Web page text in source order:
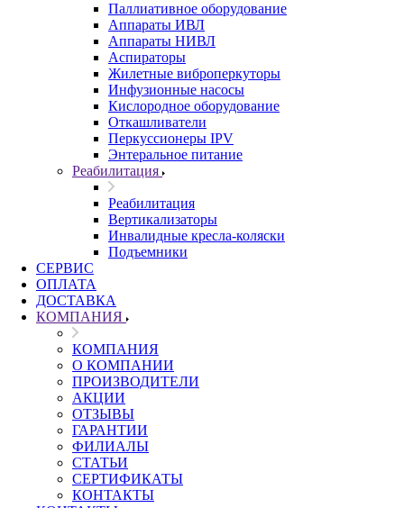
Паллиативное оборудование
Аппараты ИВЛ
Аппараты НИВЛ
Аспираторы
Жилетные виброперкуторы
Инфузионные насосы
Кислородное оборудование
Откашливатели
Перкуссионеры IPV
Энтеральное питание
Реабилитация
Реабилитация
Вертикализаторы
Инвалидные кресла-коляски
Подъемники
СЕРВИС
ОПЛАТА
ДОСТАВКА
КОМПАНИЯ
КОМПАНИЯ
О КОМПАНИИ
ПРОИЗВОДИТЕЛИ
АКЦИИ
ОТЗЫВЫ
ГАРАНТИИ
ФИЛИАЛЫ
СТАТЬИ
СЕРТИФИКАТЫ
КОНТАКТЫ